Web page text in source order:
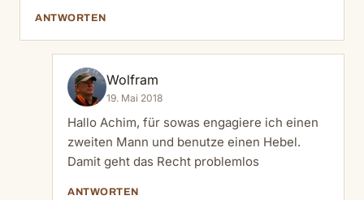
ANTWORTEN
Wolfram
19. Mai 2018
Hallo Achim, für sowas engagiere ich einen
zweiten Mann und benutze einen Hebel.
Damit geht das Recht problemlos
ANTWORTEN